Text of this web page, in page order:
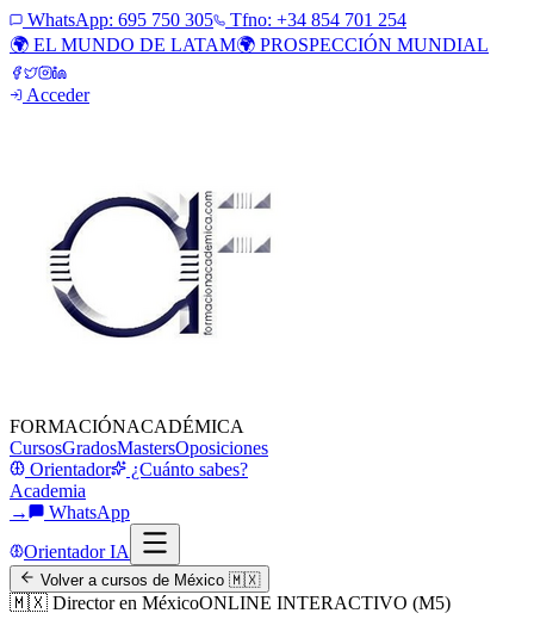
WhatsApp: 695 750 305
Tfno: +34 854 701 254
🌍 EL MUNDO DE LATAM🌍 PROSPECCIÓN MUNDIAL
Acceder
FORMACIÓNACADÉMICA
CursosGradosMastersOposiciones
Orientador
¿Cuánto sabes?
Academia
→
WhatsApp
Orientador IA
Volver a cursos de México 🇲🇽
🇲🇽 Director en MéxicoONLINE INTERACTIVO (M5)